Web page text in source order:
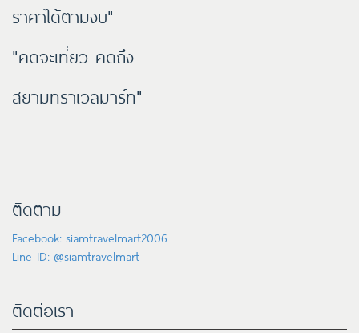
ราคาได้ตามงบ"
"คิดจะเที่ยว คิดถึง
สยามทราเวลมาร์ท"
ติดตาม
Facebook: siamtravelmart2006
Line ID: @siamtravelmart
ติดต่อเรา